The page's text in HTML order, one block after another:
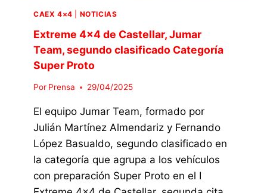
E
N
Ú
P
O
T
O
O
P
A
R
I
P
A
Á
E
N
T
L
A
S
E
G
U
D
CAEX 4×4 NOTICIAS
Extreme 4×4 de Castellar, Jumar
Team, segundo clasificado Categoría
Super Proto
Por Prensa 29/04/2025
El equipo Jumar Team, formado por
Julián Martínez Almendariz y Fernando
López Basualdo, segundo clasificado en
la categoría que agrupa a los vehículos
con preparación Super Proto en el I